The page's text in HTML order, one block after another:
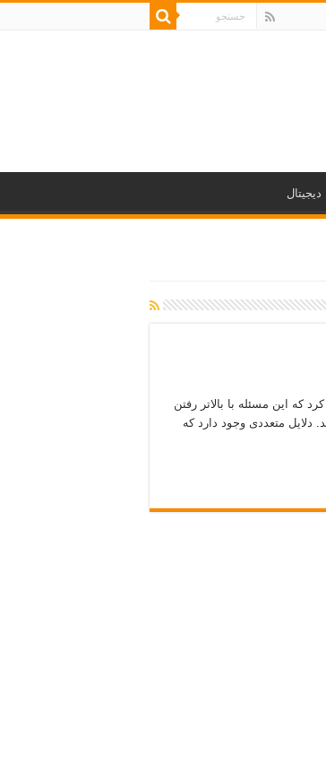
دیجیتال
که این مسئله با بالاتر رفتن
دلایل متعددی وجود دارد که